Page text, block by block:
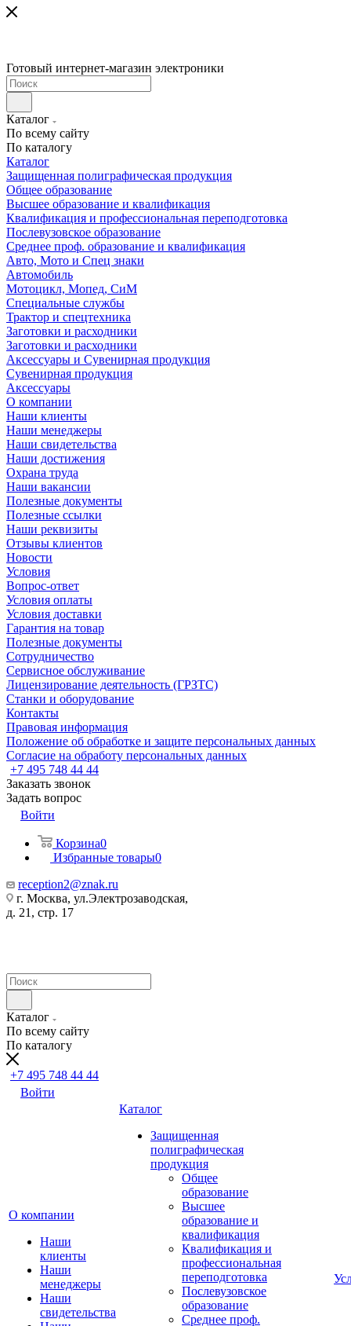
Готовый интернет-магазин электроники
Каталог
По всему сайту
По каталогу
Каталог
Защищенная полиграфическая продукция
Общее образование
Высшее образование и квалификация
Квалификация и профессиональная переподготовка
Послевузовское образование
Среднее проф. образование и квалификация
Авто, Мото и Спец знаки
Автомобиль
Мотоцикл, Мопед, СиМ
Специальные службы
Трактор и спецтехника
Заготовки и расходники
Заготовки и расходники
Аксессуары и Сувенирная продукция
Сувенирная продукция
Аксессуары
О компании
Наши клиенты
Наши менеджеры
Наши свидетельства
Наши достижения
Охрана труда
Наши вакансии
Полезные документы
Полезные ссылки
Наши реквизиты
Отзывы клиентов
Новости
Условия
Вопрос-ответ
Условия оплаты
Условия доставки
Гарантия на товар
Полезные документы
Сотрудничество
Сервисное обслуживание
Лицензирование деятельность (ГРЗТС)
Станки и оборудование
Контакты
Правовая информация
Положение об обработке и защите персональных данных
Согласие на обработу персональных данных
+7 495 748 44 44
Заказать звонок
Задать вопрос
Войти
Корзина0
Избранные товары0
reception2@znak.ru
г. Москва, ул.Электрозаводская,
д. 21, стр. 17
Каталог
По всему сайту
По каталогу
+7 495 748 44 44
Войти
О компании
Наши
клиенты
Наши
менеджеры
Наши
свидетельства
Каталог
Защищенная
полиграфическая
продукция
Общее
образование
Высшее
образование и
квалификация
Квалификация и
профессиональная
переподготовка
Послевузовское
образование
Среднее проф.